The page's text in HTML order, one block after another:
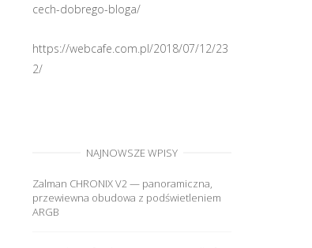
cech-dobrego-bloga/
https://webcafe.com.pl/2018/07/12/23
2/
NAJNOWSZE WPISY
Zalman CHRONIX V2 — panoramiczna,
przewiewna obudowa z podświetleniem
ARGB